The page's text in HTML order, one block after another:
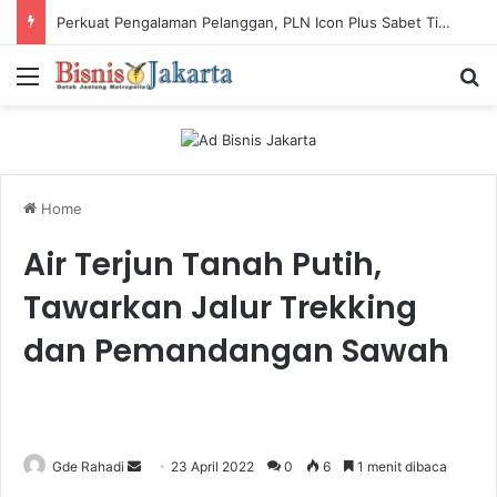
Perkuat Pengalaman Pelanggan, PLN Icon Plus Sabet Tiga Penghargaan CCW 2026
Menu
Home
Air Terjun Tanah Putih,
Tawarkan Jalur Trekking
dan Pemandangan Sawah
Gde Rahadi 23 April 2022 0 6 1 menit dibaca